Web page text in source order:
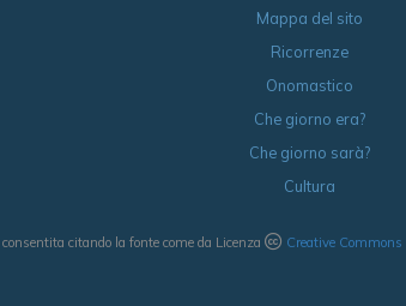
Mappa del sito
Ricorrenze
Onomastico
Che giorno era?
Che giorno sarà?
Cultura
citando la fonte come da Licenza Creative Commons